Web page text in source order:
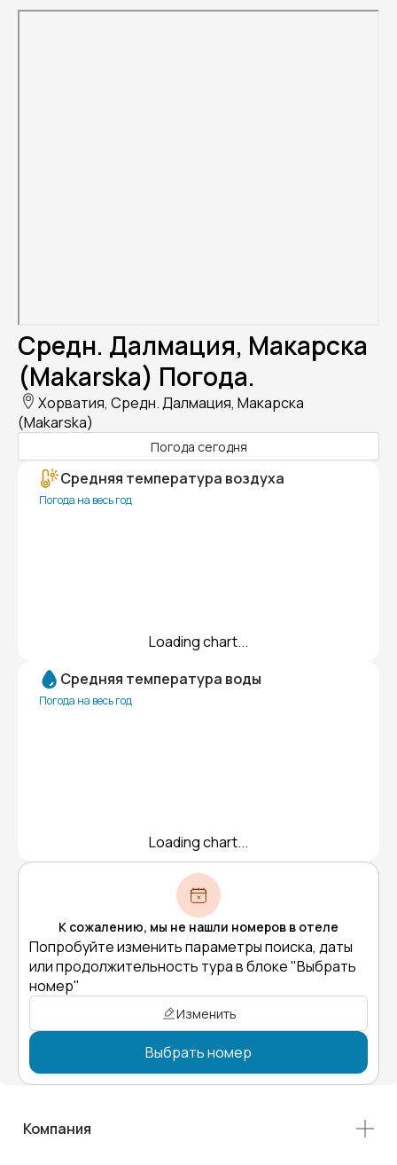
Средн. Далмация, Макарска
(Makarska) Погода.
Хорватия, Средн. Далмация, Макарска
(Makarska)
Погода сегодня
Средняя температура воздуха
Погода на весь год
Loading chart...
Средняя температура воды
Погода на весь год
Loading chart...
К сожалению, мы не нашли номеров в отеле
Попробуйте изменить параметры поиска, даты
или продолжительность тура в блоке "Выбрать
номер"
Изменить
Выбрать номер
Компания